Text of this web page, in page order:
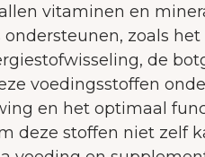
vitaminen en
zoals het
de
voedingsstoffen
en het optimaal
deze stoffen niet zelf